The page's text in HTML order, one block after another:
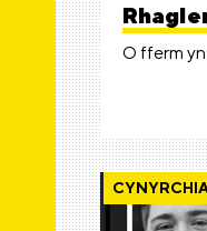
O fferm